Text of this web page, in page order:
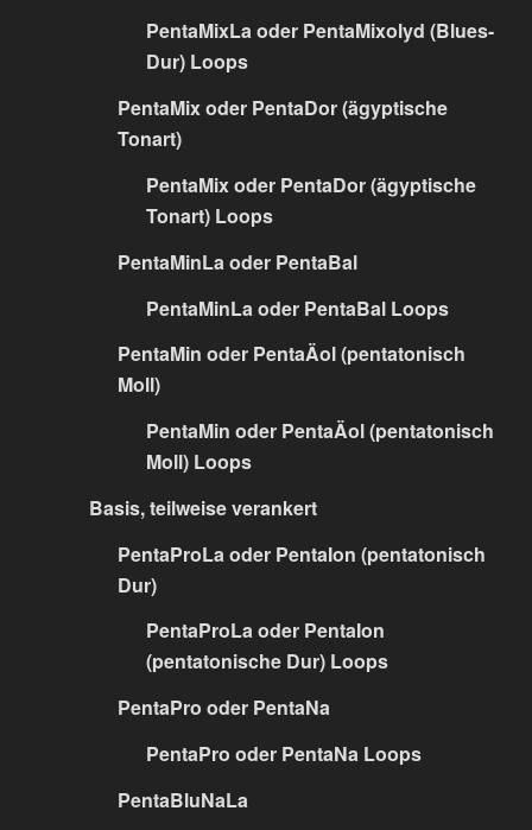
PentaMixLa oder PentaMixolyd (Blues-
Dur) Loops
PentaMix oder PentaDor (ägyptische
Tonart)
PentaMix oder PentaDor (ägyptische
Tonart) Loops
PentaMinLa oder PentaBal
PentaMinLa oder PentaBal Loops
PentaMin oder PentaÄol (pentatonisch
Moll)
PentaMin oder PentaÄol (pentatonisch
Moll) Loops
Basis, teilweise verankert
PentaProLa oder PentaIon (pentatonisch
Dur)
PentaProLa oder PentaIon
(pentatonische Dur) Loops
PentaPro oder PentaNa
PentaPro oder PentaNa Loops
PentaBluNaLa